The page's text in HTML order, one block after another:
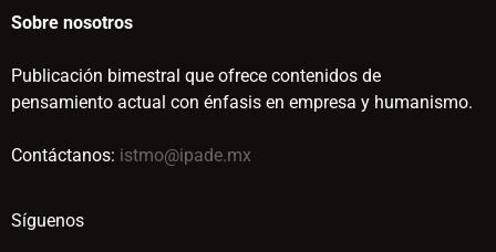
Sobre nosotros
Publicación bimestral que ofrece contenidos de
pensamiento actual con énfasis en empresa y humanismo.
Contáctanos: istmo@ipade.mx
Síguenos